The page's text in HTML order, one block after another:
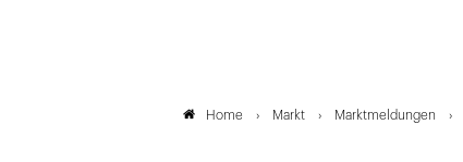
Home Markt Marktmeldungen